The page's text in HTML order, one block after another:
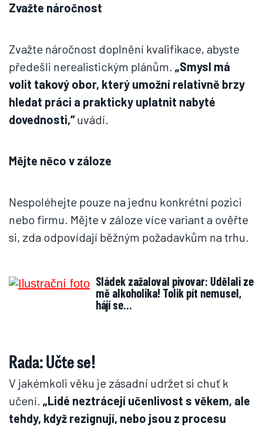
Zvažte náročnost
Zvažte náročnost doplnění kvalifikace, abyste
předešli nerealistickým plánům. „Smysl má
volit takový obor, který umožní relativně brzy
hledat práci a prakticky uplatnit nabyté
dovednosti,“uvádí.
Mějte něco v záloze
Nespoléhejte pouze na jednu konkrétní pozici
nebo firmu. Mějte v záloze více variant a ověřte
si, zda odpovídají běžným požadavkům na trhu.
Sládek zažaloval pivovar: Udělali ze
mě alkoholika! Tolik pít nemusel,
hájí se…
Rada: Učte se!
V jakémkoli věku je zásadní udržet si chuť k
učení. „Lidé neztrácejí učenlivost s věkem, ale
tehdy, když rezignují, nebo jsou z procesu